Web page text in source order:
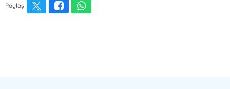
Paylaş